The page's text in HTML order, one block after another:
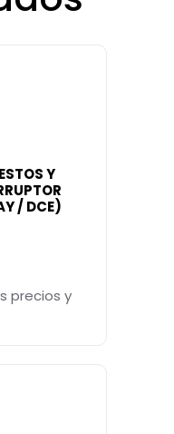
Y
/ DCE)
precios y